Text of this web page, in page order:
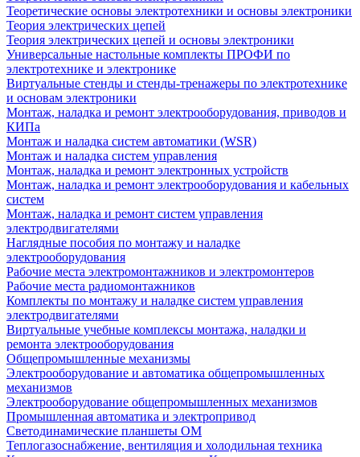
Теоретические основы электротехники и основы электроники
Теория электрических цепей
Теория электрических цепей и основы электроники
Универсальные настольные комплекты ПРОФИ по
электротехнике и электронике
Виртуальные стенды и стенды-тренажеры по электротехнике
и основам электроники
Монтаж, наладка и ремонт электрооборудования, приводов и
КИПа
Монтаж и наладка систем автоматики (WSR)
Монтаж и наладка систем управления
Монтаж, наладка и ремонт электронных устройств
Монтаж, наладка и ремонт электрооборудования и кабельных
систем
Монтаж, наладка и ремонт систем управления
электродвигателями
Наглядные пособия по монтажу и наладке
электрооборудования
Рабочие места электромонтажников и электромонтеров
Рабочие места радиомонтажников
Комплекты по монтажу и наладке систем управления
электродвигателями
Виртуальные учебные комплексы монтажа, наладки и
ремонта электрооборудования
Общепромышленные механизмы
Электрооборудование и автоматика общепромышленных
механизмов
Электрооборудование общепромышленных механизмов
Промышленная автоматика и электропривод
Светодинамические планшеты ОМ
Теплогазоснабжение, вентиляция и холодильная техника